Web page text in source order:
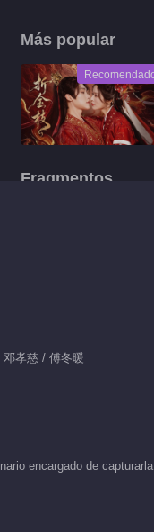
Más popular
Fragmentos
00:51
孝慈 / 傅冬暖
encargado de